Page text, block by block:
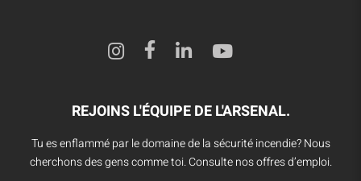
REJOINS L'ÉQUIPE DE L'ARSENAL.
Tu es enflammé par le domaine de la sécurité incendie? Nous
cherchons des gens comme toi. Consulte nos offres d’emploi.